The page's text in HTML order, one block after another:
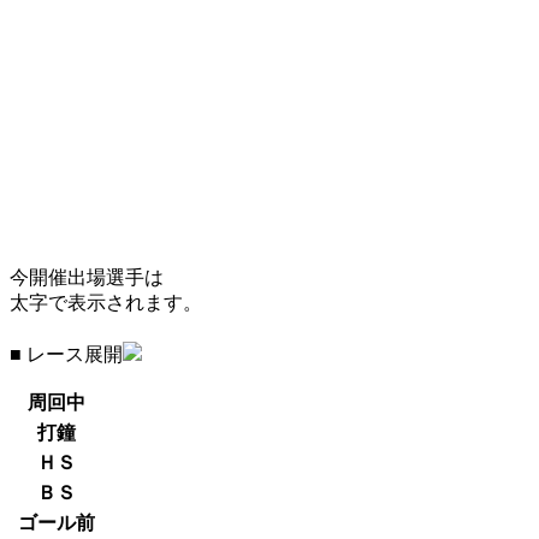
今開催出場選手は
太字で表示されます。
■ レース展開
周回中
打鐘
ＨＳ
ＢＳ
ゴール前